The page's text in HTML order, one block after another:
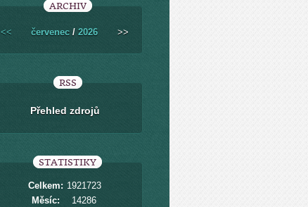
ARCHIV
<< červenec / 2026 >>
RSS
Přehled zdrojů
STATISTIKY
Celkem: 1921723
Měsíc:
14286